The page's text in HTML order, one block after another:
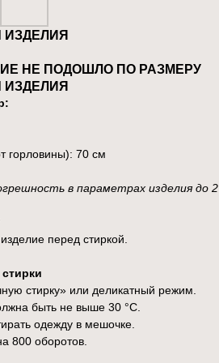
НЕ ПОДОШЛО ПО РАЗМЕРУ
горловины): 70 см
в параметрах изделия до
перед стиркой.
стирку» или деликатный режим.
быть не выше 30 °C.
одежду в мешочке.
800 оборотов.